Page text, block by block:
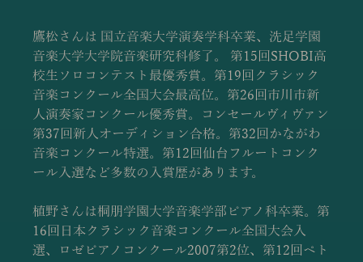
鷹松さんは 国立音楽大学演奏学科卒業、洗足学園
音楽大学大学院音楽研究科修了。 第15回SHOBI高
校生ソロコンテスト最優秀賞。第19回クラシック
音楽コンクール全国大会最高位。第26回市川市新
人演奏家コンクール優秀賞。コンセールヴィヴァン
第37回新人オーディション合格。第32回かながわ
音楽コンクール特選。第12回仙台フルートコンク
ール入選など多数の入賞歴があります。
植野さんは桐朋学園大学音楽学部ピアノ科卒業。第
16回日本クラシック音楽コンクール全国大会入
選、ロゼピアノコンクール2007第2位、第12回ペト